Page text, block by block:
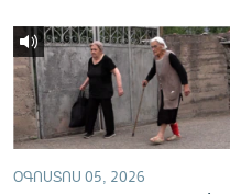
ՕԳՈՍՏՈՍ 05, 2026